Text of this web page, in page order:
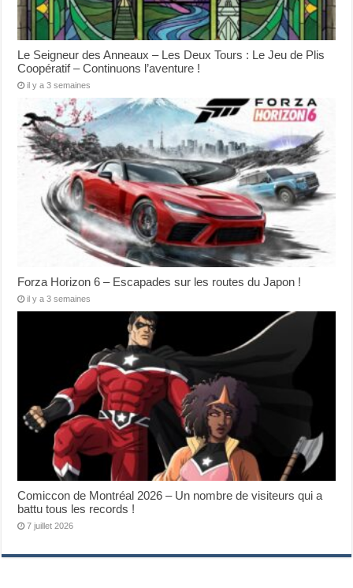
Le Seigneur des Anneaux – Les Deux Tours : Le Jeu de Plis
Coopératif – Continuons l’aventure !
il y a 3 semaines
Forza Horizon 6 – Escapades sur les routes du Japon !
il y a 3 semaines
Comiccon de Montréal 2026 – Un nombre de visiteurs qui a
battu tous les records !
7 juillet 2026